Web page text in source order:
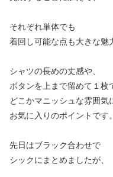
それぞれ単体でも
着回し可能な点も大きな魅
シャツの長めの丈感や、
ボタンを上まで留めて１枚
どこかマニッシュな雰囲気
お気に入りのポイントです。
先日はブラック合わせで
シックにまとめましたが、